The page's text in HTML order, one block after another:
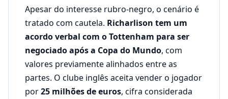
Apesar do interesse rubro-negro, o cenário é
tratado com cautela. Richarlison tem um
acordo verbal com o Tottenham para ser
negociado após a Copa do Mundo, com
valores previamente alinhados entre as
partes. O clube inglês aceita vender o jogador
por25 milhões de euros, cifra considerada